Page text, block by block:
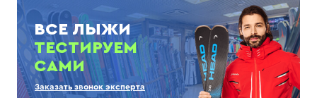
ВСЕ ЛЫЖИ
ТЕСТИРУЕМ
САМИ
Заказать звонок эксперта